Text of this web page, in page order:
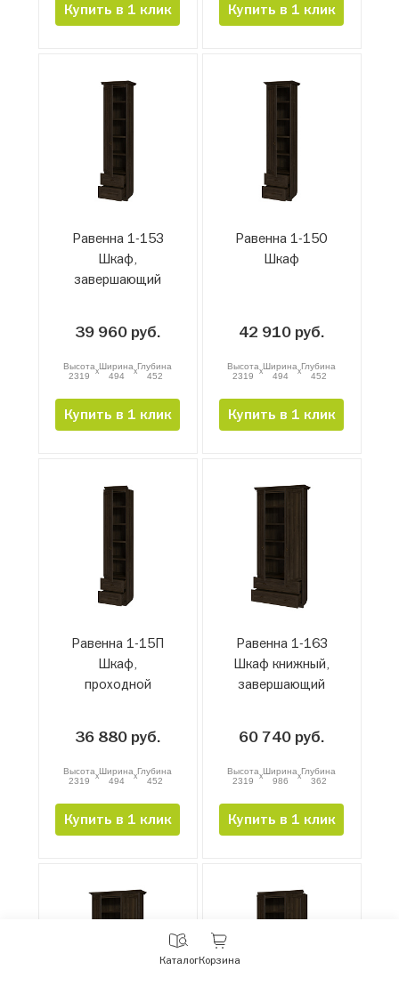
Купить в 1 клик Купить в 1 клик
Равенна 1-15З
Шкаф,
завершающий
39 960 руб.
Высота
2319
xШирина
494
xГлубина
452
Купить в 1 клик
Равенна 1-15О
Шкаф
42 910 руб.
Высота
2319
xШирина
494
xГлубина
452
Купить в 1 клик
Равенна 1-15П
Шкаф,
проходной
36 880 руб.
Высота
2319
xШирина
494
xГлубина
452
Купить в 1 клик
Равенна 1-16З
Шкаф книжный,
завершающий
60 740 руб.
Высота
2319
xШирина
986
xГлубина
362
Купить в 1 клик
КаталогКорзина